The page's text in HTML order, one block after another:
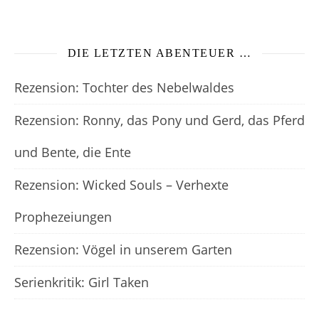
DIE LETZTEN ABENTEUER …
Rezension: Tochter des Nebelwaldes
Rezension: Ronny, das Pony und Gerd, das Pferd
und Bente, die Ente
Rezension: Wicked Souls – Verhexte
Prophezeiungen
Rezension: Vögel in unserem Garten
Serienkritik: Girl Taken